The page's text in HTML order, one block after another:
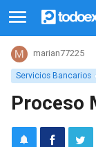
Servicios Bancarios
marian77225
Proceso